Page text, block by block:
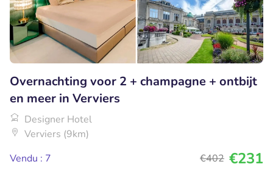
Overnachting voor 2 + champagne + ontbijt
en meer in Verviers
Designer Hotel
Verviers (9km)
Vendu : 7
€402 €231